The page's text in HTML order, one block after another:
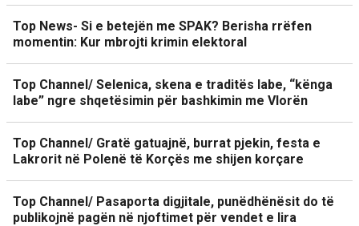
Top News- Si e betejën me SPAK? Berisha rrëfen
momentin: Kur mbrojti krimin elektoral
Top Channel/ Selenica, skena e traditës labe, “kënga
labe” ngre shqetësimin për bashkimin me Vlorën
Top Channel/ Gratë gatuajnë, burrat pjekin, festa e
Lakrorit në Polenë të Korçës me shijen korçare
Top Channel/ Pasaporta digjitale, punëdhënësit do të
publikojnë pagën në njoftimet për vendet e lira